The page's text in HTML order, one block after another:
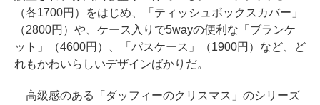
（各1700円）をはじめ、「ティッシュボックスカバー」
（2800円）や、ケース入りで5wayの便利な「ブランケ
ット」（4600円）、「パスケース」（1900円）など、ど
れもかわいらしいデザインばかりだ。
高級感のある「ダッフィーのクリスマス」のシリーズ